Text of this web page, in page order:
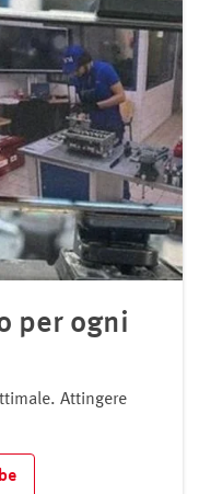
per ogni
Attingere